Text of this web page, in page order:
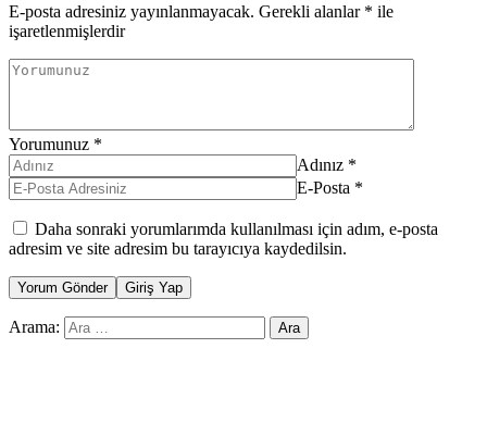
E-posta adresiniz yayınlanmayacak. Gerekli alanlar * ile
işaretlenmişlerdir
Yorumunuz *
Adınız *
E-Posta *
Daha sonraki yorumlarımda kullanılması için adım, e-posta
adresim ve site adresim bu tarayıcıya kaydedilsin.
Yorum Gönder Giriş Yap
Arama: